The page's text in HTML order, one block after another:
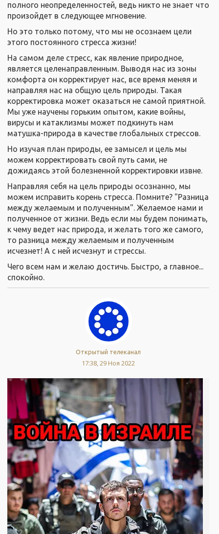
полного неопределенностей, ведь никто не знает что
произойдет в следующее мгновение.
Но это только потому, что мы не осознаем цели
этого постоянного стресса жизни!
На самом деле стресс, как явление природное,
является целенаправленным. Выводя нас из зоны
комфорта он корректирует нас, все время меняя и
направляя нас на общую цель природы. Такая
корректировка может оказаться не самой приятной.
Мы уже научены горьким опытом, какие войны,
вирусы и катаклизмы может подкинуть нам
матушка-природа в качестве глобальных стрессов.
Но изучая план природы, ее замысел и цель мы
можем корректировать свой путь сами, не
дожидаясь этой болезненной корректировки извне.
Направляя себя на цель природы осознанно, мы
можем исправить корень стресса. Помните? "Разница
между желаемым и полученным". Желаемое нами и
полученное от жизни. Ведь если мы будем понимать,
к чему ведет нас природа, и желать того же самого,
то разница между желаемым и полученным
исчезнет! А с ней исчезнут и стрессы.
Чего всем нам и желаю достичь. Быстро, а главное...
спокойно.
Открытый телеканал
17:38, 29 Ноя 2022